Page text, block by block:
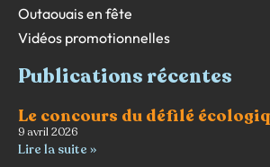
Outaouais en fête
Vidéos promotionnelles
Publications récentes
Le concours du défilé
9 avril 2026
Lire la suite »